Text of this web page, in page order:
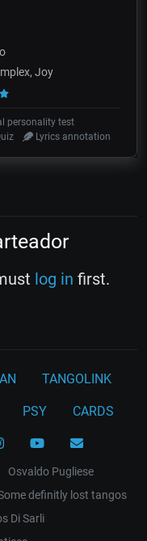
Joy
personality test
Lyrics annotation
log in first.
TANGOLINK
PSY CARDS
Osvaldo Pugliese
definitly lost tangos
Di Sarli